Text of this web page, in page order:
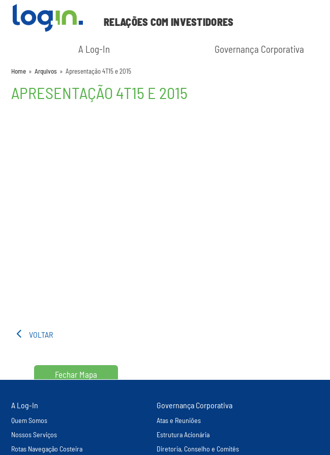
RELAÇÕES COM INVESTIDORES
A Log-In Governança Corporativa
Home » Arquivos » Apresentação 4T15 e 2015
APRESENTAÇÃO 4T15 E 2015
VOLTAR
Fechar Mapa
A Log-In
Quem Somos
Nossos Serviços
Rotas Navegação Costeira
Governança Corporativa
Atas e Reuniões
Estrutura Acionária
Diretoria, Conselho e Comitês